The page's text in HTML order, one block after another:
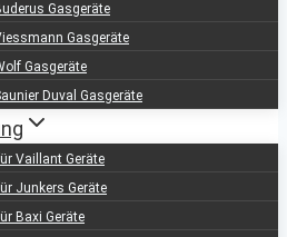
Gasgeräte
Gasgeräte
Gasgeräte
Duval Gasgeräte
Vaillant Geräte
Junkers Geräte
Baxi Geräte